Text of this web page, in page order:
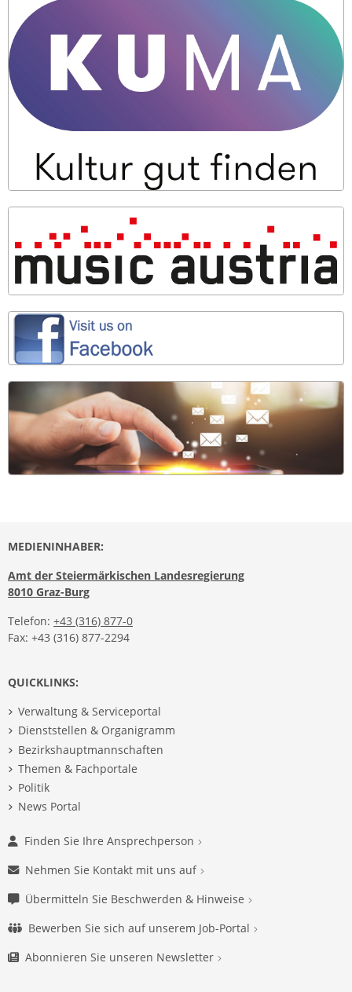
MEDIENINHABER:
Amt der Steiermärkischen Landesregierung
8010 Graz-Burg
Telefon: +43 (316) 877-0
Fax: +43 (316) 877-2294
QUICKLINKS:
Verwaltung & Serviceportal
Dienststellen & Organigramm
Bezirkshauptmannschaften
Themen & Fachportale
Politik
News Portal
Finden Sie Ihre Ansprechperson
Nehmen Sie Kontakt mit uns auf
Übermitteln Sie Beschwerden & Hinweise
Bewerben Sie sich auf unserem Job-Portal
Abonnieren Sie unseren Newsletter